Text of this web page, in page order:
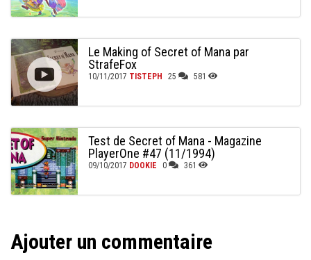
Le Making of Secret of Mana par
StrafeFox
10/11/2017 TISTEPH 25 581
Test de Secret of Mana - Magazine
PlayerOne #47 (11/1994)
09/10/2017 DOOKIE 0 361
Ajouter un commentaire